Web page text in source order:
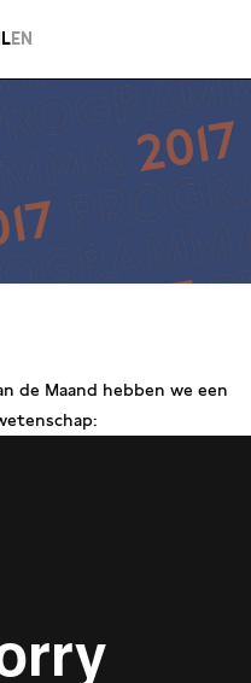
EN
de Maand hebben we een